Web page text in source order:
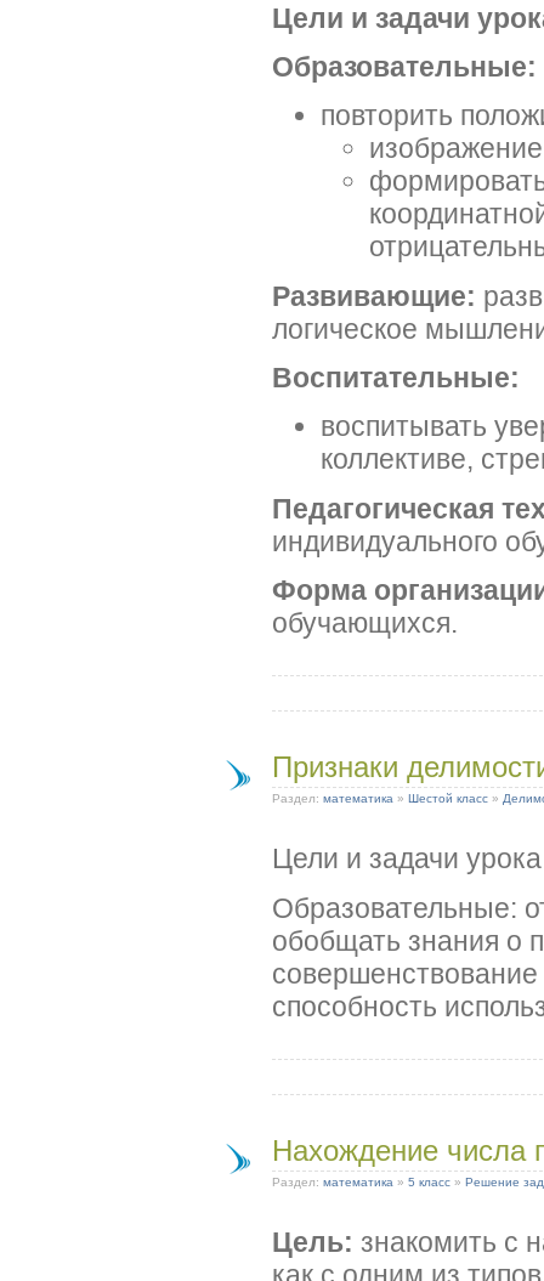
Цели и задачи
Образовательные:
повторить
Развивающие:
логическое
Воспитательные:
воспитывать
коллективе,
Педагогическая
индивидуального
Форма
обучающихся.
Признаки
Раздел: математика » Шестой класс »
Цели и задачи
Образовательные:
обобщать знания о
способность
Нахождение числа
Раздел: математика » 5 класс » Решение
Цель: знакомить с